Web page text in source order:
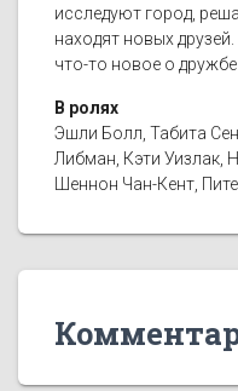
исследуют город,
находят новых
что-то новое о
В ролях
Эшли Болл, Табита
Либман, Кэти Уизлак,
Шеннон Чан-Кент,